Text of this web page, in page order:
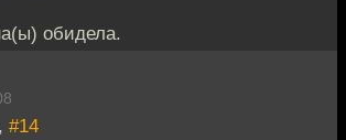
обидела.
#14